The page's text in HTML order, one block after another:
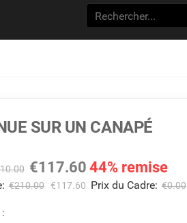
SUR UN CANAPÉ
€117.60 44% remise
€210.00 €117.60 Prix du Cadre: €0.00